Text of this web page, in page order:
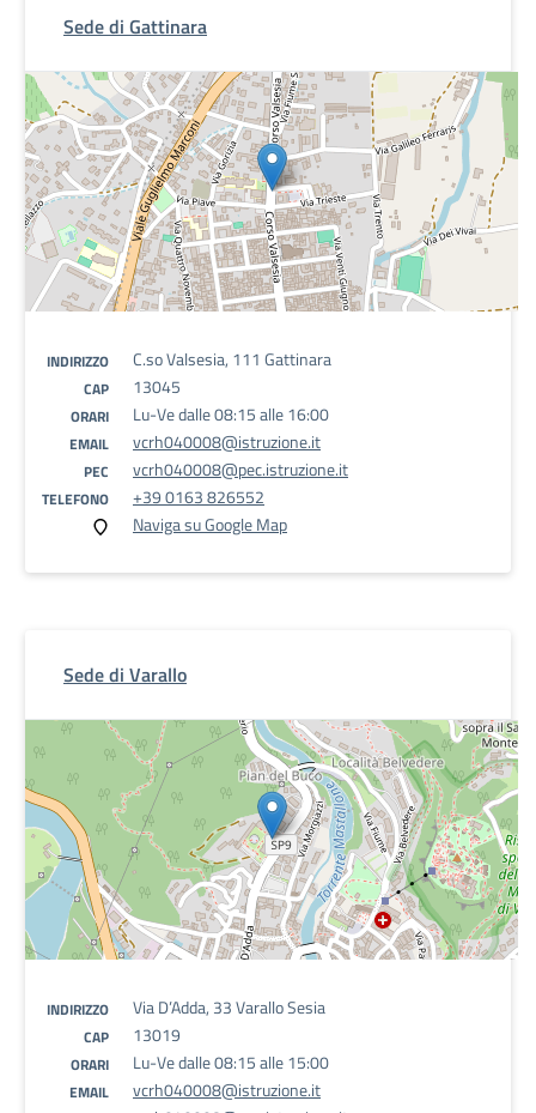
Sede di Gattinara
INDIRIZZO C.so Valsesia, 111 Gattinara
CAP 13045
ORARI Lu-Ve dalle 08:15 alle 16:00
EMAIL vcrh040008@istruzione.it
PEC vcrh040008@pec.istruzione.it
TELEFONO
+39 0163 826552
Naviga su Google Map
Sede di Varallo
INDIRIZZO Via D’Adda, 33 Varallo Sesia
CAP 13019
ORARI Lu-Ve dalle 08:15 alle 15:00
EMAIL vcrh040008@istruzione.it